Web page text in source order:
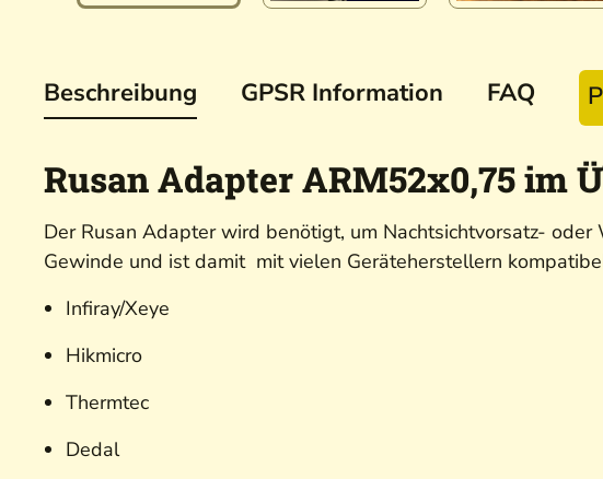
Beschreibung GPSR Information FAQ
Rusan Adapter ARM52x0,75 im
Der Rusan Adapter wird benötigt, um Nachtsichtvorsatz-
Gewinde und ist damit mit vielen Geräteherstellern
Infiray/Xeye
Hikmicro
Thermtec
Dedal